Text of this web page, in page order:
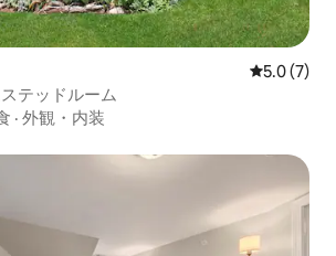
レビュー7
5.0 (7)
テッドルーム
· 外観・内装